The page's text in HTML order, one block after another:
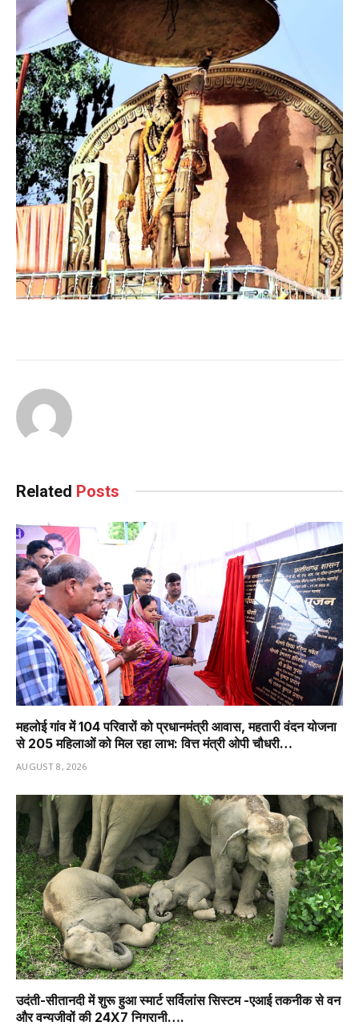
Reading
Related Posts
महलोई गांव में 104 परिवारों को प्रधानमंत्री आवास, महतारी वंदन योजना
से 205 महिलाओं को मिल रहा लाभ: वित्त मंत्री ओपी चौधरी…
AUGUST 8, 2026
उदंती-सीतानदी में शुरू हुआ स्मार्ट सर्विलांस सिस्टम -एआई तकनीक से वन
और वन्यजीवों की 24X7 निगरानी….